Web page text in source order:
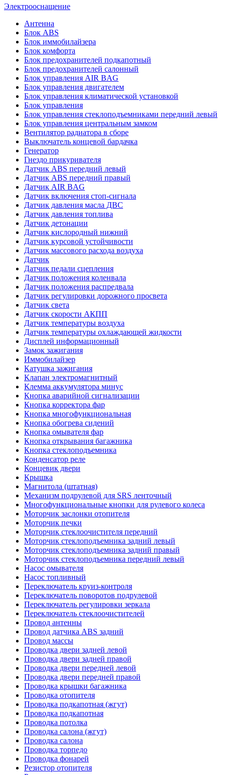
Электрооснащение
Антенна
Блок ABS
Блок иммобилайзера
Блок комфорта
Блок предохранителей подкапотный
Блок предохранителей салонный
Блок управления AIR BAG
Блок управления двигателем
Блок управления климатической установкой
Блок управления
Блок управления стеклоподъемниками передний левый
Блок управления центральным замком
Вентилятор радиатора в сборе
Выключатель концевой бардачка
Генератор
Гнездо прикуривателя
Датчик ABS передний левый
Датчик ABS передний правый
Датчик AIR BAG
Датчик включения стоп-сигнала
Датчик давления масла ДВС
Датчик давления топлива
Датчик детонации
Датчик кислородный нижний
Датчик курсовой устойчивости
Датчик массового расхода воздуха
Датчик
Датчик педали сцепления
Датчик положения коленвала
Датчик положения распредвала
Датчик регулировки дорожного просвета
Датчик света
Датчик скорости АКПП
Датчик температуры воздуха
Датчик температуры охлаждающей жидкости
Дисплей информационный
Замок зажигания
Иммобилайзер
Катушка зажигания
Клапан электромагнитный
Клемма аккумулятора минус
Кнопка аварийной сигнализации
Кнопка корректора фар
Кнопка многофункциональная
Кнопка обогрева сидений
Кнопка омывателя фар
Кнопка открывания багажника
Кнопка стеклоподъемника
Конденсатор реле
Концевик двери
Крышка
Магнитола (штатная)
Механизм подрулевой для SRS ленточный
Многофункциональные кнопки для рулевого колеса
Моторчик заслонки отопителя
Моторчик печки
Моторчик стеклоочистителя передний
Моторчик стеклоподъемника задний левый
Моторчик стеклоподъемника задний правый
Моторчик стеклоподъемника передний левый
Насос омывателя
Насос топливный
Переключатель круиз-контроля
Переключатель поворотов подрулевой
Переключатель регулировки зеркала
Переключатель стеклоочистителей
Провод антенны
Провод датчика ABS задний
Провод массы
Проводка двери задней левой
Проводка двери задней правой
Проводка двери передней левой
Проводка двери передней правой
Проводка крышки багажника
Проводка отопителя
Проводка подкапотная (жгут)
Проводка подкапотная
Проводка потолка
Проводка салона (жгут)
Проводка салона
Проводка торпедо
Проводка фонарей
Резистор отопителя